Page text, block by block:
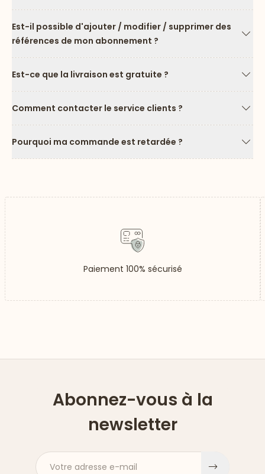
Est-il possible d'ajouter / modifier / supprimer des
références de mon abonnement ?
Est-ce que la livraison est gratuite ?
Comment contacter le service clients ?
Pourquoi ma commande est retardée ?
Paiement 100% sécurisé
Abonnez-vous à la
newsletter
Votre adresse e-mail